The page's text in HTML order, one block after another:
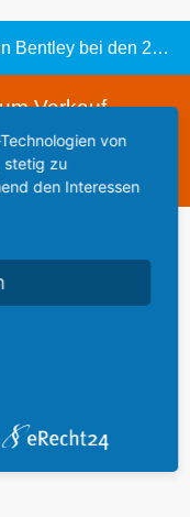
Bentley Red Label: guten Ruf gewann Bentley bei den 24-Stunden-Rennen von Le Mans
Verkauf
sale
von
stetig zu
den Interessen